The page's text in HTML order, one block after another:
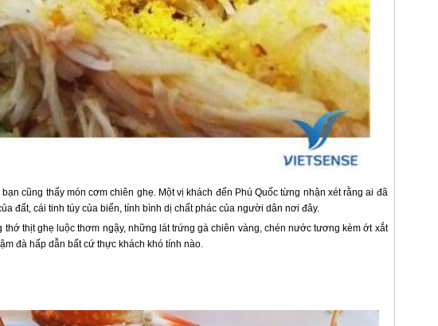
bạn cũng thấy món cơm chiên ghẹ. Một vị khách đến Phú Quốc từng nhận xét rằng ai đã
đất, cái tinh túy của biển, tính bình dị chất phác của người dân nơi đây.
thịt ghẹ luộc thơm ngậy, những lát trứng gà chiên vàng, chén nước tương kèm ớt xắt
đà hấp dẫn bất cứ thực khách khó tính nào.